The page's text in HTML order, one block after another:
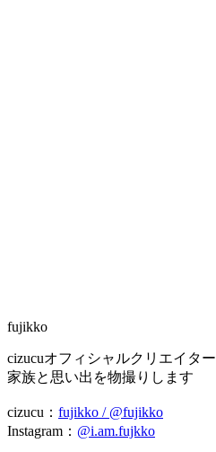
fujikko
cizucuオフィシャルクリエイター
家族と思い出を物撮りします
cizucu： fujikko / @fujikko
Instagram： @i.am.fujkko